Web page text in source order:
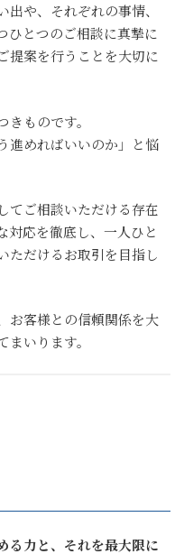
や、それぞれの事情、
ひとつのご相談に真摯に
提案を行うことを大切に
ものです。
進めればいいのか」と悩
てご相談いただける存在
対応を徹底し、一人ひと
ただけるお取引を目指し
お客様との信頼関係を大
いります。
る力と、それを最大限に